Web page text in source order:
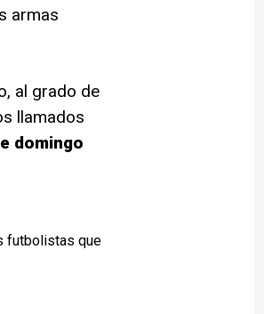
armas
al grado de
llamados
domingo
futbolistas que